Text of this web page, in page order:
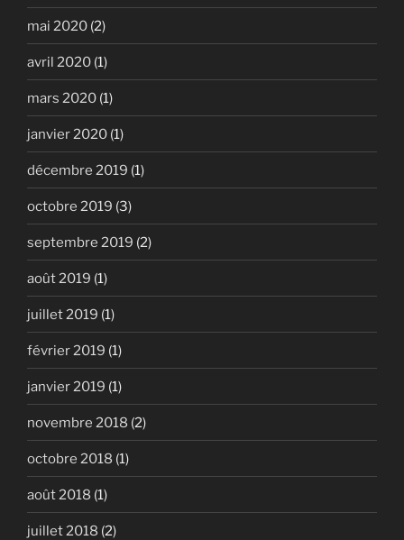
mai 2020 (2)
avril 2020 (1)
mars 2020 (1)
janvier 2020 (1)
décembre 2019 (1)
octobre 2019 (3)
septembre 2019 (2)
août 2019 (1)
juillet 2019 (1)
février 2019 (1)
janvier 2019 (1)
novembre 2018 (2)
octobre 2018 (1)
août 2018 (1)
juillet 2018 (2)